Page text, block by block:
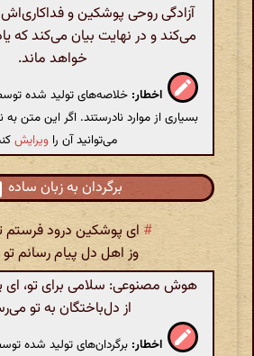
آزادگی روحی پوشکین و فداکاری‌اش
می‌کند و در نهایت بیان می‌کند که
خواهد ماند.
اخطار: خلاصه‌های تولید شده
بسیاری از موارد نادرستند. اگر این متن
می‌توانید آن را ویرایش
برگردان به زبان ساده
# ای پوشکین درود فرستم
وز اهل دل پیام رسانم تو
هوش مصنوعی: سلامی برای تو، ای
از دل‌باختگان به تو
اخطار: برگردان‌های تولید شده